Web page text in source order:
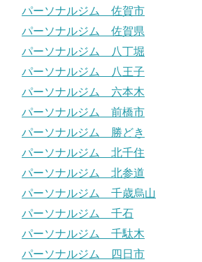
パーソナルジム 佐賀市
パーソナルジム 佐賀県
パーソナルジム 八丁堀
パーソナルジム 八王子
パーソナルジム 六本木
パーソナルジム 前橋市
パーソナルジム 勝どき
パーソナルジム 北千住
パーソナルジム 北参道
パーソナルジム 千歳烏山
パーソナルジム 千石
パーソナルジム 千駄木
パーソナルジム 四日市